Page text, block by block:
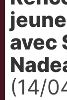
avec
(14/